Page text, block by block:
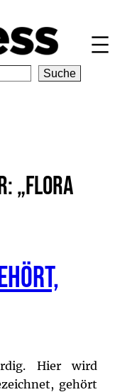
Suche
„Flora
Hier wird
gehört